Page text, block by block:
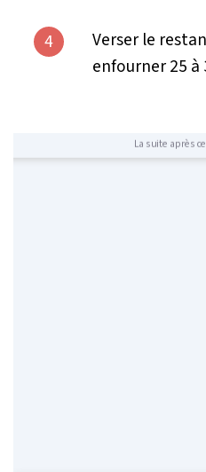
4
Verser le
enfourner 25 à
La suite après